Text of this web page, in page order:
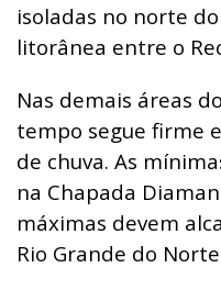
isoladas no norte
litorânea entre o
Nas demais áreas
tempo segue firme
de chuva. As
na Chapada
máximas devem
Rio Grande do